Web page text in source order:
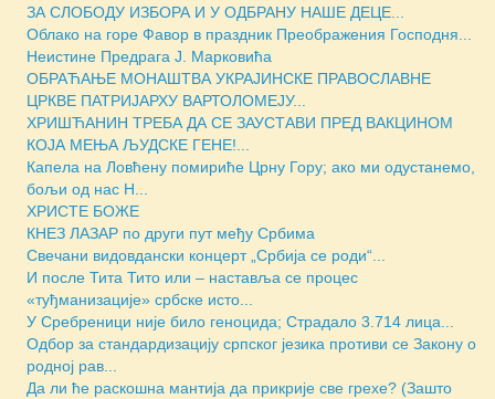
ЗА СЛОБОДУ ИЗБОРА И У ОДБРАНУ НАШЕ ДЕЦЕ...
Облако на горе Фавор в праздник Преображения Господня...
Неистине Предрага Ј. Марковића
ОБРАЋАЊЕ МОНАШТВА УКРАЈИНСКЕ ПРАВОСЛАВНЕ
ЦРКВЕ ПАТРИЈАРХУ ВАРТОЛОМЕЈУ...
ХРИШЋАНИН ТРЕБА ДА СЕ ЗАУСТАВИ ПРЕД ВАКЦИНОМ
КОЈА МЕЊА ЉУДСКЕ ГЕНЕ!...
Капела на Ловћену помириће Црну Гору; ако ми одустанемо,
бољи од нас Н...
ХРИСТЕ БОЖЕ
КНЕЗ ЛАЗАР по други пут међу Србима
Свечани видовдански концерт „Србија се роди“...
И после Тита Тито или – наставља се процес
«туђманизације» србске исто...
У Сребреници није било геноцида; Страдало 3.714 лица...
Одбор за стандардизацију српског језика противи се Закону о
родној рав...
Да ли ће раскошна мантија да прикрије све грехе? (Зашто